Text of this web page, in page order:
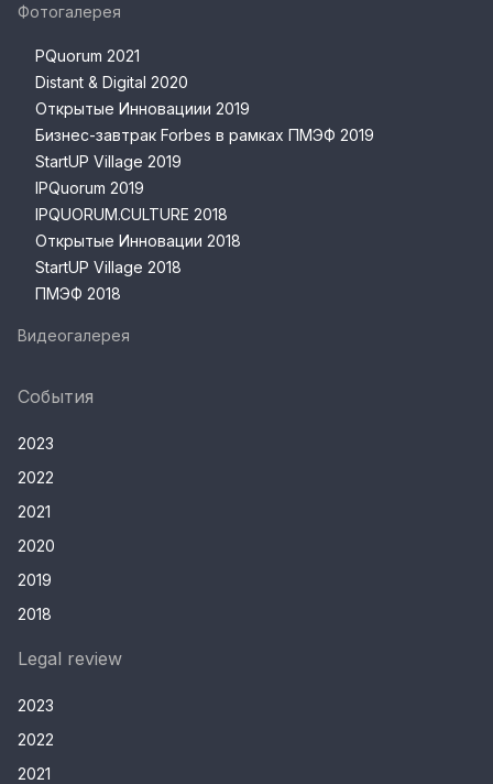
Фотогалерея
PQuorum 2021
Distant & Digital 2020
Открытые Инновациии 2019
Бизнес-завтрак Forbes в рамках ПМЭФ 2019
StartUP Village 2019
IPQuorum 2019
IPQUORUM.CULTURE 2018
Открытые Инновации 2018
StartUP Village 2018
ПМЭФ 2018
Видеогалерея
События
2023
2022
2021
2020
2019
2018
Legal review
2023
2022
2021